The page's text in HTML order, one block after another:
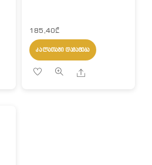
185,40₾
ᲙᲐᲚᲐᲗᲐᲨᲘ ᲓᲐᲛᲐᲢᲔᲑᲐ
Share